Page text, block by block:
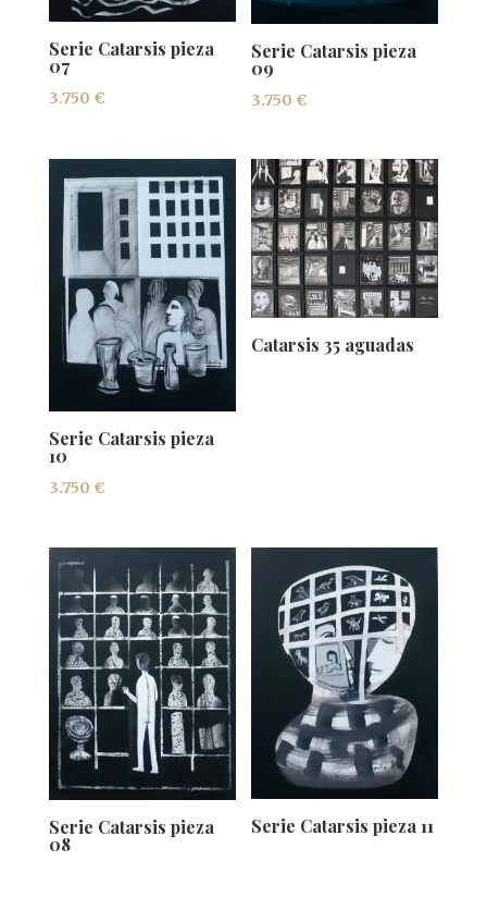
Serie Catarsis pieza
07
3.750 €
Serie Catarsis pieza
09
3.750 €
Serie Catarsis pieza
10
3.750 €
Catarsis 35 aguadas
Serie Catarsis pieza
08
Serie Catarsis pieza 11